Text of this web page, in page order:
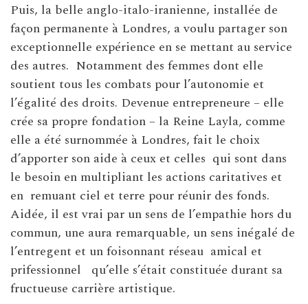
Puis, la belle anglo-italo-iranienne, installée de
façon permanente à Londres, a voulu partager son
exceptionnelle expérience en se mettant au service
des autres. Notamment des femmes dont elle
soutient tous les combats pour l’autonomie et
l’égalité des droits. Devenue entrepreneure – elle
crée sa propre fondation – la Reine Layla, comme
elle a été surnommée à Londres, fait le choix
d’apporter son aide à ceux et celles qui sont dans
le besoin en multipliant les actions caritatives et
en remuant ciel et terre pour réunir des fonds.
Aidée, il est vrai par un sens de l’empathie hors du
commun, une aura remarquable, un sens inégalé de
l’entregent et un foisonnant réseau amical et
prifessionnel qu’elle s’était constituée durant sa
fructueuse carrière artistique.